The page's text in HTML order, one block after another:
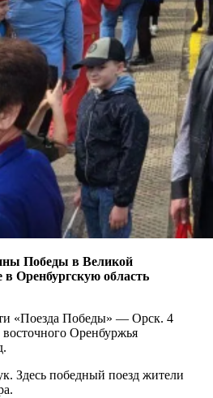
Победы в Великой
в Оренбургскую область
«Поезда Победы» — Орск. 4
Оренбуржья
Здесь победный поезд жители